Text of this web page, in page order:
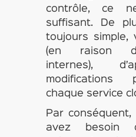
contrôle, ce
suffisant. De
toujours simple,
(en raison
internes),
modifications
chaque service
Par
avez besoin